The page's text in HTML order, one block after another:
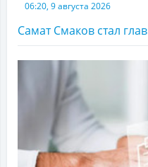
06:20, 9 августа 2026
Самат Смаков стал